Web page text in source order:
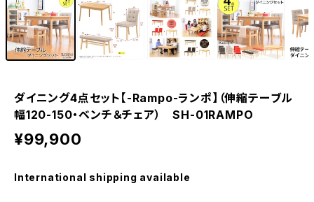
ダイニング4点セット【-Rampo-ランポ】（伸縮テーブル
幅120-150・ベンチ＆チェア） SH-01RAMPO
¥99,900
International shipping available